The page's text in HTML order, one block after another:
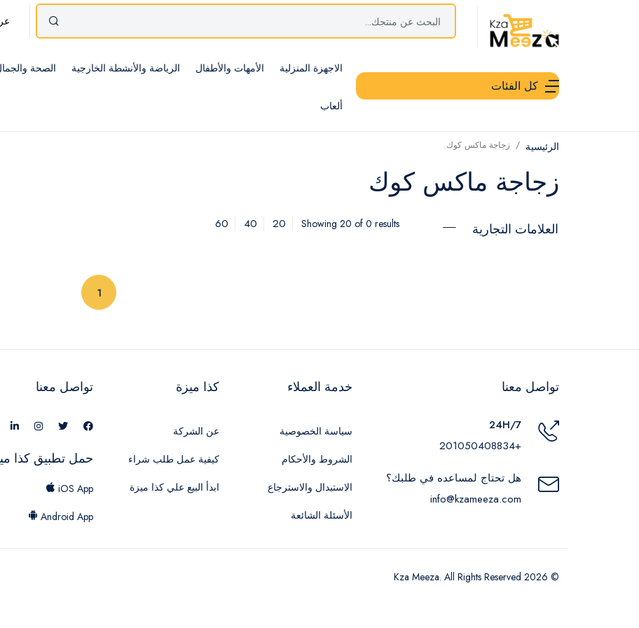
كل الفئات
الاجهزة المنزلية الأمهات والأطفال الرياضة والأنشطة الخارجية الصحة
ألعاب
الرئيسية زجاجة ماكس كوك
زجاجة ماكس كوك
العلامات التجارية Showing 20 of 0 results
20
40
60
1
تواصل معنا
24H/7
+201050408834
هل تحتاج لمساعده في طلبك؟
info@kzameeza.com
خدمة العملاء
سياسة الخصوصية
الشروط والأحكام
الاستبدال والاسترجاع
الأسئلة الشائعة
كذا ميزة
عن الشركة
كيفية عمل طلب شراء
ابدأ البيع علي كذا ميزة
تواصل معنا
حمل تطبيق كذا
iOS App
Android App
© 2026 Kza Meeza. All Rights Reserved